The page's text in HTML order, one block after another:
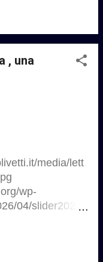
pubblico-
i parchi
della cultura
con i consueti
elenco per
in tempo reale a
del
1-
, una
media/lett
wp-
04/slider2026-